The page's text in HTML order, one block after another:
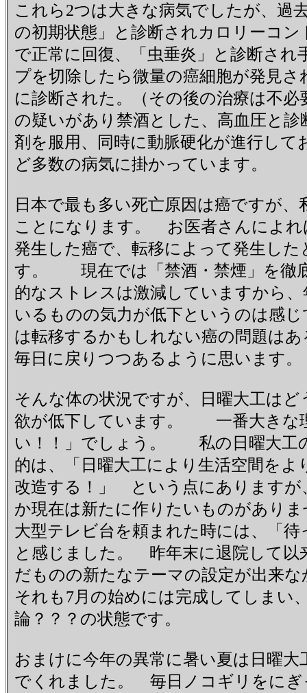
これら2つは大きな病気でしたが、過
の初期状態」と診断されカロリーコン
で正常に回復、「虫垂炎」と診断され
プを切除したら微量の癌細胞が発見
に診断された。（その後の治療は不
の疑いがあり禁酒とした、高血圧と診
剤を服用、同時に動脈硬化が進行して
ど多数の病気に掛かっています。
日本で最も多い死亡原因は癌ですが
ことになります。 お医者さんによれ
発生した癌で、転移によって発生し
す。 現在では「禁酒・禁煙」を徹
的なストレスは激減していますから
いるものの気力が低下というのは感
は転移するかもしれない癌の問題は
毎日に戻りつつあるように思います。
そんな体の状況ですが、日曜大工は
欲が低下しています。 一番大きな
い！！」でしょう。 私の日曜大工
的は、「日曜大工により生活空間をよ
改造する！」 という点にありますが
か現在は新たに作りたいものがあり
大型テレビ台を頼まれた時には、「
と感じました。 昨年末に退院して以
だものの新たなテーマの設定が出
それも7月の始めには完成してしまい
論？？？の状態です。
おまけに今年の異常に暑い夏は日曜
でくれました。 毎日ノコギリをにぎ